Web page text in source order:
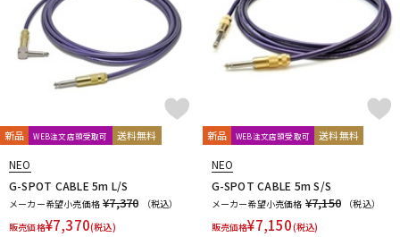
新品 WEB注文店頭受取可 送料無料
NEO
G-SPOT CABLE 5m L/S
メーカー希望小売価格 ¥7,370
（税込）
販売価格¥7,370(税込)
新品 WEB注文店頭受取可 送料無料
NEO
G-SPOT CABLE 5m S/S
メーカー希望小売価格 ¥7,150
（税込）
販売価格¥7,150(税込)